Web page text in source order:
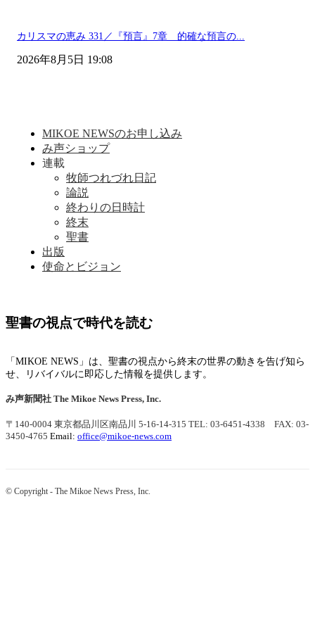
カリスマの恵み 331／『預言』7章 的確な預言の...
2026年8月5日 19:08
MIKOE NEWSのお申し込み
み声ショップ
連載
牧師つれづれ日記
論説
終わりの日時計
終末
聖書
出版
使命とビジョン
聖書の視点で時代を読む
「MIKOE NEWS」は、聖書の視点から終末の世界の動きを告げ知ら
せ、リバイバルに即応した情報を提供します。
み声新聞社 The Mikoe News Press, Inc.
〒140-0004 東京都品川区南品川 5-16-14-315 TEL: 03-6451-4338 FAX: 03-
3450-4765 Email: office@mikoe-news.com
© Copyright - The Mikoe News Press, Inc.